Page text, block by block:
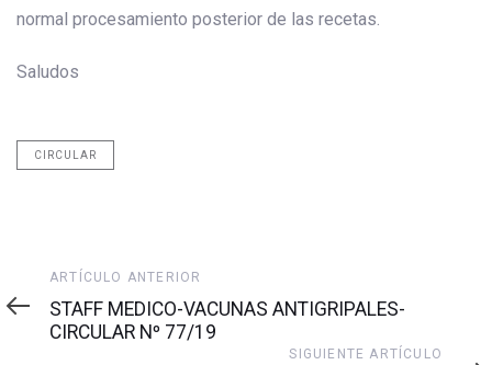
normal procesamiento posterior de las recetas.
Saludos
CIRCULAR
Artículo
anterior
ARTÍCULO ANTERIOR
STAFF MEDICO-VACUNAS ANTIGRIPALES-
CIRCULAR Nº 77/19
SIGUIENTE ARTÍCULO